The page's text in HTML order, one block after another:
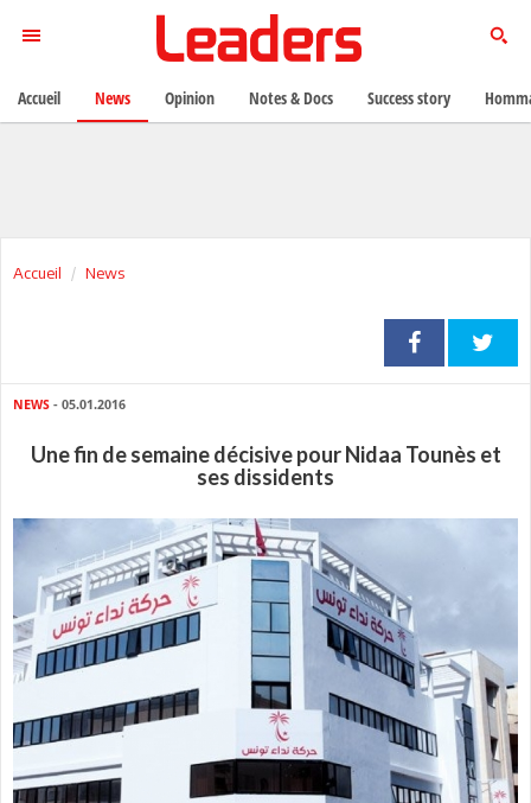
Accueil News
NEWS - 05.01.2016
Une fin de semaine décisive pour Nidaa Tounès et
ses dissidents
Accueil News Opinion Notes & Docs Success story